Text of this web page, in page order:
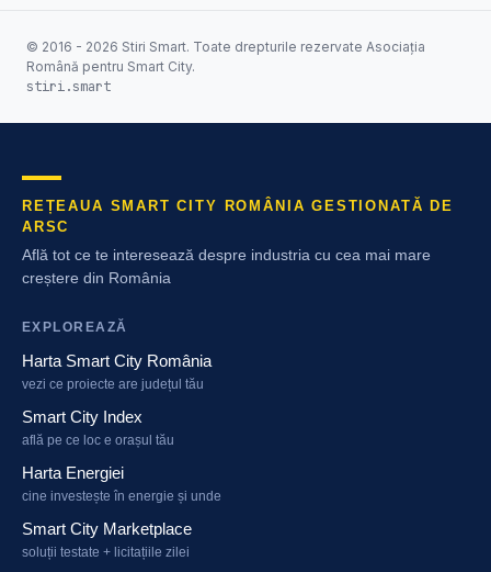
© 2016 - 2026 Stiri Smart. Toate drepturile rezervate Asociația
Română pentru Smart City.
stiri.smart
REȚEAUA SMART CITY ROMÂNIA GESTIONATĂ DE
ARSC
Află tot ce te interesează despre industria cu cea mai mare
creștere din România
EXPLOREAZĂ
Harta Smart City România
vezi ce proiecte are județul tău
Smart City Index
află pe ce loc e orașul tău
Harta Energiei
cine investește în energie și unde
Smart City Marketplace
soluții testate + licitațiile zilei